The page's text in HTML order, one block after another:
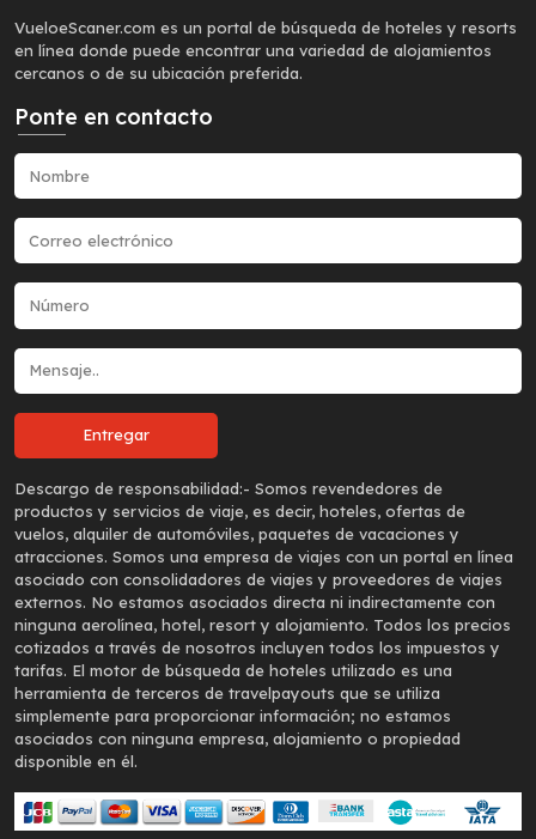
VueloeScaner.com es un portal de búsqueda de hoteles y resorts
en línea donde puede encontrar una variedad de alojamientos
cercanos o de su ubicación preferida.
Ponte en contacto
Descargo de responsabilidad:- Somos revendedores de
productos y servicios de viaje, es decir, hoteles, ofertas de
vuelos, alquiler de automóviles, paquetes de vacaciones y
atracciones. Somos una empresa de viajes con un portal en línea
asociado con consolidadores de viajes y proveedores de viajes
externos. No estamos asociados directa ni indirectamente con
ninguna aerolínea, hotel, resort y alojamiento. Todos los precios
cotizados a través de nosotros incluyen todos los impuestos y
tarifas. El motor de búsqueda de hoteles utilizado es una
herramienta de terceros de travelpayouts que se utiliza
simplemente para proporcionar información; no estamos
asociados con ninguna empresa, alojamiento o propiedad
disponible en él.